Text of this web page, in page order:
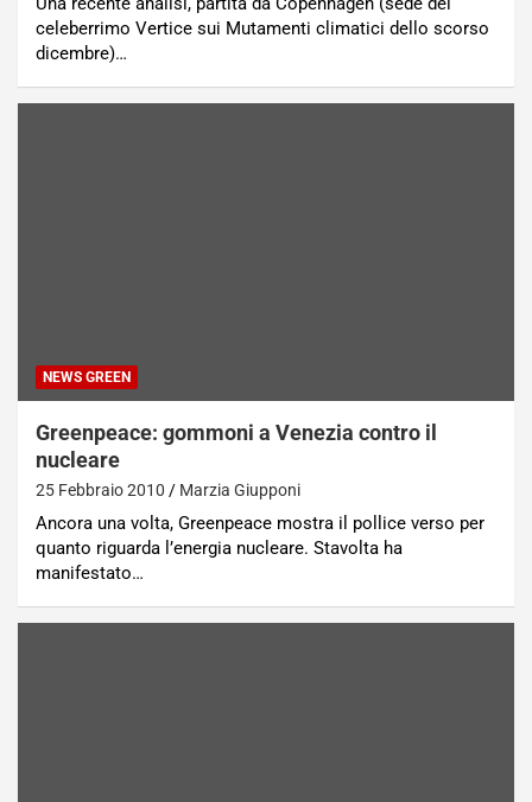
celeberrimo Vertice sui Mutamenti climatici dello scorso
dicembre)…
NEWS GREEN
Greenpeace: gommoni a Venezia contro il
nucleare
25 Febbraio 2010 Marzia Giupponi
Ancora una volta, Greenpeace mostra il pollice verso per
quanto riguarda l’energia nucleare. Stavolta ha
manifestato…